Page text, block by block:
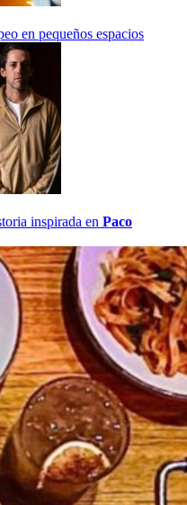
en pequeños espacios
inspirada en Paco